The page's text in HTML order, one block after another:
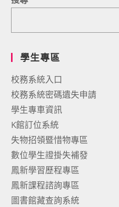
學生專區
校務系統入口
校務系統密碼遺失申請
學生專車資訊
K館訂位系統
失物招領暨惜物專區
數位學生證掛失補發
鳳新學習歷程專區
鳳新課程諮詢專區
圖書館藏查詢系統